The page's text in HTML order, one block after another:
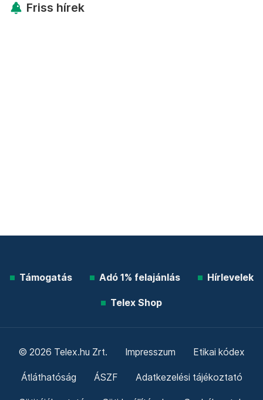
Friss hírek
Támogatás Adó 1% felajánlás Hírlevelek
Telex Shop
© 2026 Telex.hu Zrt. Impresszum Etikai kódex
Átláthatóság ÁSZF Adatkezelési tájékoztató